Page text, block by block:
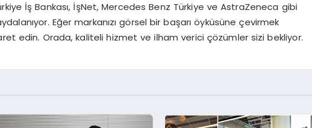
İş Bankası, İşNet, Mercedes Benz Türkiye ve AstraZeneca gibi
Eğer markanızı görsel bir başarı öyküsüne çevirmek
edin. Orada, kaliteli hizmet ve ilham verici çözümler sizi bekliyor.